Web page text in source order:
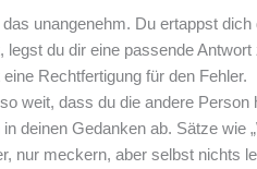
unangenehm. Du ertappst
du dir eine passende
Rechtfertigung für den Fehler.
weit, dass du die andere
deinen Gedanken ab. Sätze wie
nur meckern, aber selbst nichts